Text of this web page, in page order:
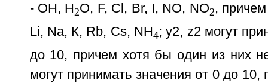
- ОН, Н2О, F, Cl, Br, I, NO, NO2,
Li, Na, К, Rb, Cs, NH4; у2, z2 могут
до 10, причем хотя бы один из них
могут принимать значения от 0 до